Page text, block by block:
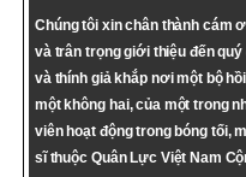
Chúng tôi xin chân thành cám
và trân trọng giới thiệu đến quý
và thính giả khắp nơi một bộ
một không hai, của một trong
viên hoạt động trong bóng tối,
sĩ thuộc Quân Lực Việt Nam